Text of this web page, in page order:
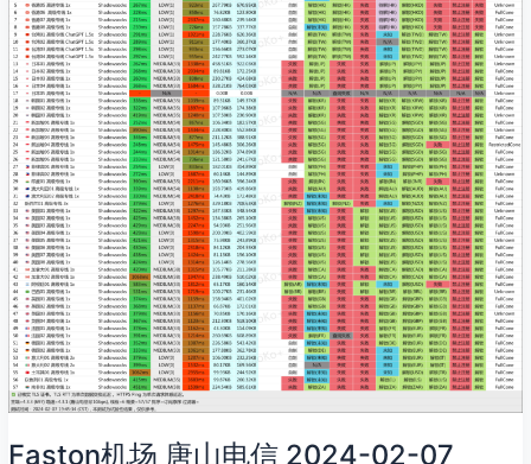
Faston机场 唐山电信 2024-02-07
唐
山
电
信
2024-
02-
07